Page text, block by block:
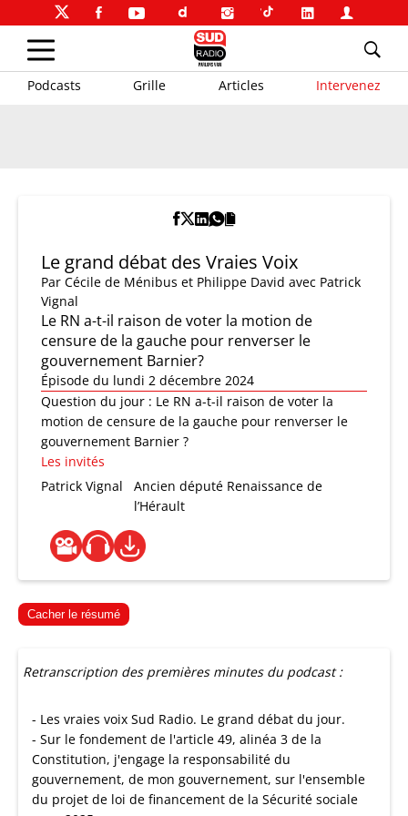
Podcasts Grille Articles Intervenez
Le grand débat des Vraies Voix
Par Cécile de Ménibus et Philippe David avec Patrick
Vignal
Le RN a-t-il raison de voter la motion de
censure de la gauche pour renverser le
gouvernement Barnier?
Épisode du lundi 2 décembre 2024
Question du jour : Le RN a-t-il raison de voter la
motion de censure de la gauche pour renverser le
gouvernement Barnier ?
Les invités
Patrick Vignal
Ancien député Renaissance de
l’Hérault
Cacher le résumé
Retranscription des premières minutes du podcast :
- Les vraies voix Sud Radio. Le grand débat du jour.
- Sur le fondement de l'article 49, alinéa 3 de la
Constitution, j'engage la responsabilité du
gouvernement, de mon gouvernement, sur l'ensemble
du projet de loi de financement de la Sécurité sociale